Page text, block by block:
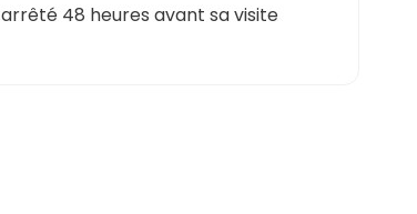
arrêté 48 heures avant sa visite